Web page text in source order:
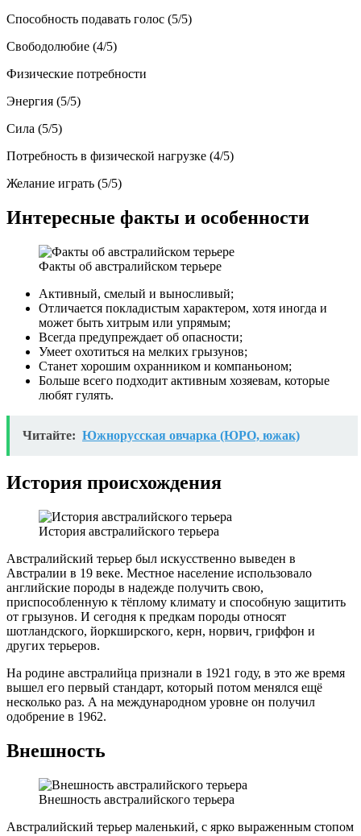
Способность подавать голос (5/5)
Свободолюбие (4/5)
Физические потребности
Энергия (5/5)
Сила (5/5)
Потребность в физической нагрузке (4/5)
Желание играть (5/5)
Интересные факты и особенности
Факты об австралийском терьере
Активный, смелый и выносливый;
Отличается покладистым характером, хотя иногда и
может быть хитрым или упрямым;
Всегда предупреждает об опасности;
Умеет охотиться на мелких грызунов;
Станет хорошим охранником и компаньоном;
Больше всего подходит активным хозяевам, которые
любят гулять.
Читайте: Южнорусская овчарка (ЮРО, южак)
История происхождения
История австралийского терьера
Австралийский терьер был искусственно выведен в
Австралии в 19 веке. Местное население использовало
английские породы в надежде получить свою,
приспособленную к тёплому климату и способную защитить
от грызунов. И сегодня к предкам породы относят
шотландского, йоркширского, керн, норвич, гриффон и
других терьеров.
На родине австралийца признали в 1921 году, в это же время
вышел его первый стандарт, который потом менялся ещё
несколько раз. А на международном уровне он получил
одобрение в 1962.
Внешность
Внешность австралийского терьера
Австралийский терьер маленький, с ярко выраженным стопом